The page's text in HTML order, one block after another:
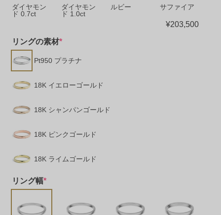
ダイヤモン
ド 0.7ct
ダイヤモン
ド 1.0ct
ルビー サファイア
¥203,500
リングの素材*
Pt950 プラチナ
18K イエローゴールド
18K シャンパンゴールド
18K ピンクゴールド
18K ライムゴールド
リング幅*